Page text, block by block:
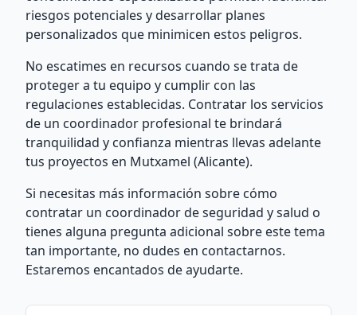
riesgos potenciales y desarrollar planes
personalizados que minimicen estos peligros.
No escatimes en recursos cuando se trata de
proteger a tu equipo y cumplir con las
regulaciones establecidas. Contratar los servicios
de un coordinador profesional te brindará
tranquilidad y confianza mientras llevas adelante
tus proyectos en Mutxamel (Alicante).
Si necesitas más información sobre cómo
contratar un coordinador de seguridad y salud o
tienes alguna pregunta adicional sobre este tema
tan importante, no dudes en contactarnos.
Estaremos encantados de ayudarte.